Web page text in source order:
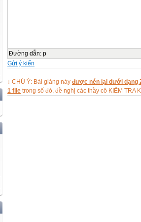
B. Dạy học môn Công nghệ ở trường THCS
C. Giáo viên Công nghệ trường THCS thường
KT-KN?
D. Dạy học môn Công nghệ theo chuẩn KT-
ĐẶT VẤN ĐỀ
4
Đường dẫn: p
Gửi ý kiến
↓ CHÚ Ý: Bài giảng này được nén lại dưới dạng
1 file trong số đó, đề nghị các thầy cô KIỂM TRA